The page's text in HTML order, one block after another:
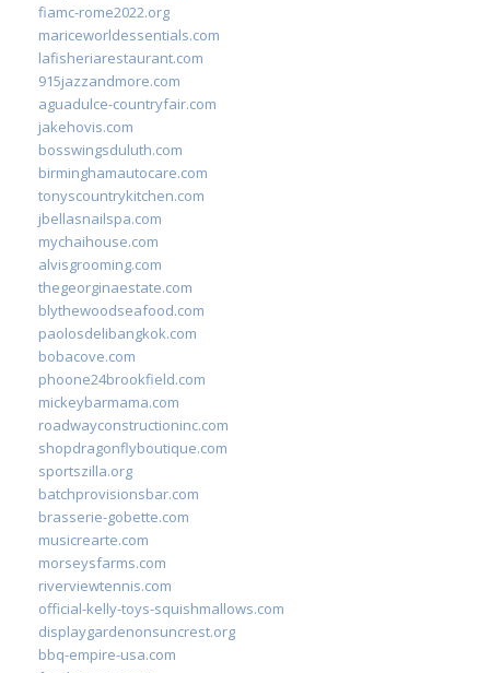
fiamc-rome2022.org
mariceworldessentials.com
lafisheriarestaurant.com
915jazzandmore.com
aguadulce-countryfair.com
jakehovis.com
bosswingsduluth.com
birminghamautocare.com
tonyscountrykitchen.com
jbellasnailspa.com
mychaihouse.com
alvisgrooming.com
thegeorginaestate.com
blythewoodseafood.com
paolosdelibangkok.com
bobacove.com
phoone24brookfield.com
mickeybarmama.com
roadwayconstructioninc.com
shopdragonflyboutique.com
sportszilla.org
batchprovisionsbar.com
brasserie-gobette.com
musicrearte.com
morseysfarms.com
riverviewtennis.com
official-kelly-toys-squishmallows.com
displaygardenonsuncrest.org
bbq-empire-usa.com